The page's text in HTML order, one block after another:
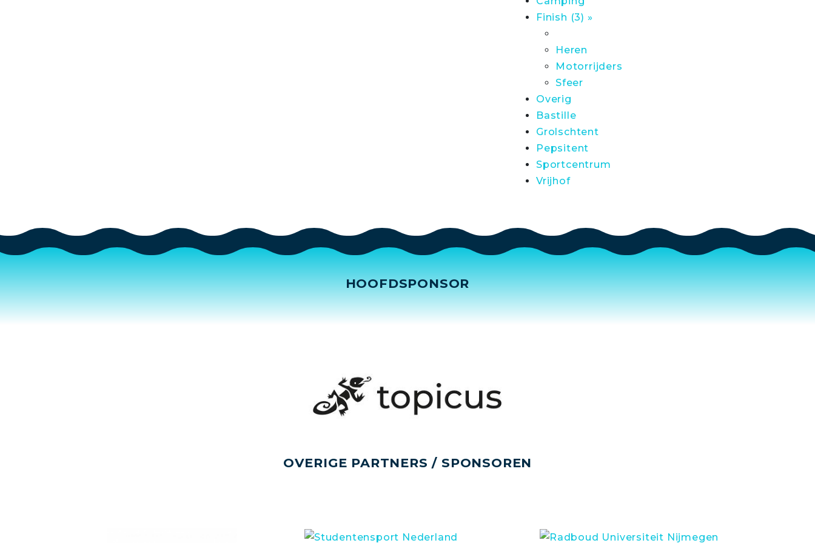
Finish (3) »
Heren
Motorrijders
Sfeer
Overig
Bastille
Grolschtent
Pepsitent
Sportcentrum
Vrijhof
HOOFDSPONSOR
OVERIGE PARTNERS / SPONSOREN